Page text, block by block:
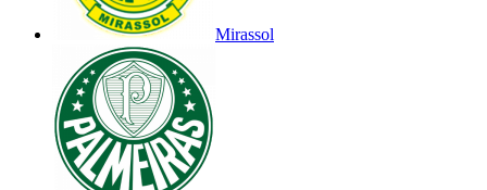
Mirassol